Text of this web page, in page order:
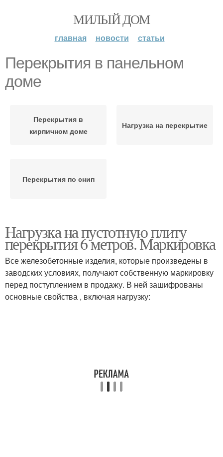
МИЛЫЙ ДОМ
главная новости статьи
Перекрытия в панельном
доме
Перекрытия в
кирпичном доме
Нагрузка на перекрытие
Перекрытия по снип
Нагрузка на пустотную плиту
перекрытия 6 метров. Маркировка
Все железобетонные изделия, которые произведены в
заводских условиях, получают собственную маркировку
перед поступлением в продажу. В ней зашифрованы
основные свойства , включая нагрузку: